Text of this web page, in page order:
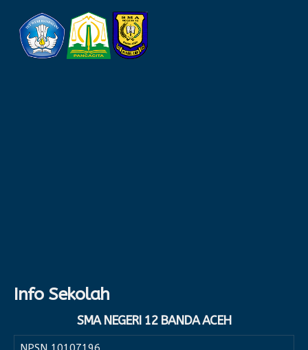
Info Sekolah
SMA NEGERI 12 BANDA ACEH